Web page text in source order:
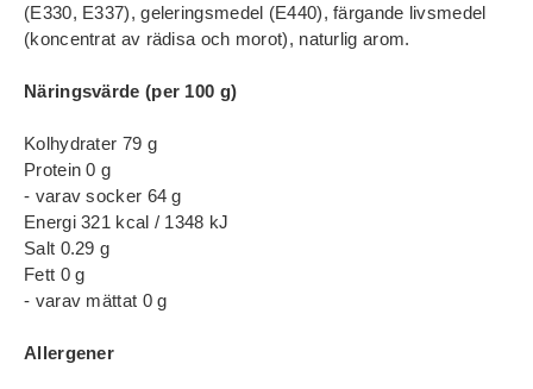
(E330, E337), geleringsmedel (E440), färgande livsmedel
(koncentrat av rädisa och morot), naturlig arom.
Näringsvärde (per 100 g)
Kolhydrater 79 g
Protein 0 g
- varav socker 64 g
Energi 321 kcal / 1348 kJ
Salt 0.29 g
Fett 0 g
- varav mättat 0 g
Allergener